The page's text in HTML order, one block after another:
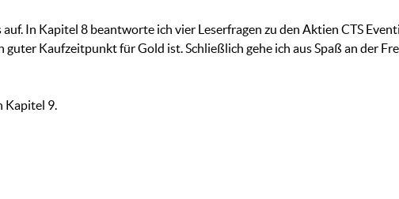
In Kapitel 8 beantworte ich vier Leserfragen zu den Aktien CTS
Kaufzeitpunkt für Gold ist. Schließlich gehe ich aus Spaß an der
Kapitel 9.